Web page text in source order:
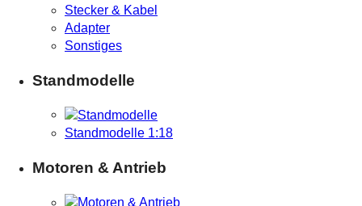
Stecker & Kabel
Adapter
Sonstiges
Standmodelle
Standmodelle 1:18
Motoren & Antrieb